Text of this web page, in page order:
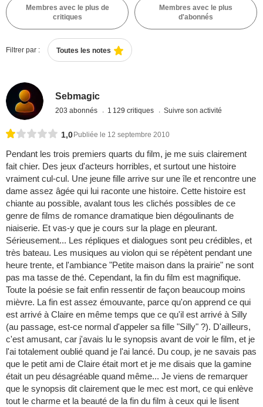
Membres avec le plus de
critiques
Membres avec le plus
d'abonnés
Filtrer par : Toutes les notes
Sebmagic
203 abonnés 1 129 critiques Suivre son activité
1,0 Publiée le 12 septembre 2010
Pendant les trois premiers quarts du film, je me suis clairement
fait chier. Des jeux d'acteurs horribles, et surtout une histoire
vraiment cul-cul. Une jeune fille arrive sur une île et rencontre une
dame assez âgée qui lui raconte une histoire. Cette histoire est
chiante au possible, avalant tous les clichés possibles de ce
genre de films de romance dramatique bien dégoulinants de
niaiserie. Et vas-y que je cours sur la plage en pleurant.
Sérieusement... Les répliques et dialogues sont peu crédibles, et
très bateau. Les musiques au violon qui se répètent pendant une
heure trente, et l'ambiance "Petite maison dans la prairie" ne sont
pas ma tasse de thé. Cependant, la fin du film est magnifique.
Toute la poésie se fait enfin ressentir de façon beaucoup moins
mièvre. La fin est assez émouvante, parce qu'on apprend ce qui
est arrivé à Claire en même temps que ce qu'il est arrivé à Silly
(au passage, est-ce normal d'appeler sa fille "Silly" ?). D'ailleurs,
c'est amusant, car j'avais lu le synopsis avant de voir le film, et je
l'ai totalement oublié quand je l'ai lancé. Du coup, je ne savais pas
que le petit ami de Claire était mort et je me disais que la gamine
était un peu désagréable quand même... Je viens de remarquer
que le synopsis dit clairement que le mec est mort, ce qui enlève
tout le charme et la beauté de la fin du film à ceux qui le lisent